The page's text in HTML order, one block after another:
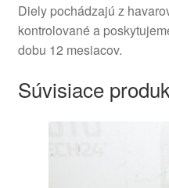
Diely pochádzajú z
kontrolované a
dobu 12 mesiacov.
Súvisiace